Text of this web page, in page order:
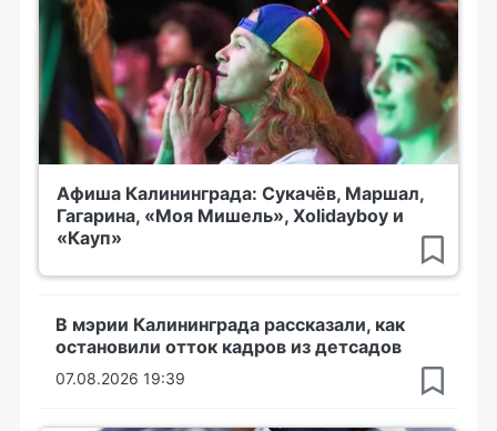
Афиша Калининграда: Сукачёв, Маршал,
Гагарина, «Моя Мишель», Xolidayboy и
«Кауп»
В мэрии Калининграда рассказали, как
остановили отток кадров из детсадов
07.08.2026 19:39